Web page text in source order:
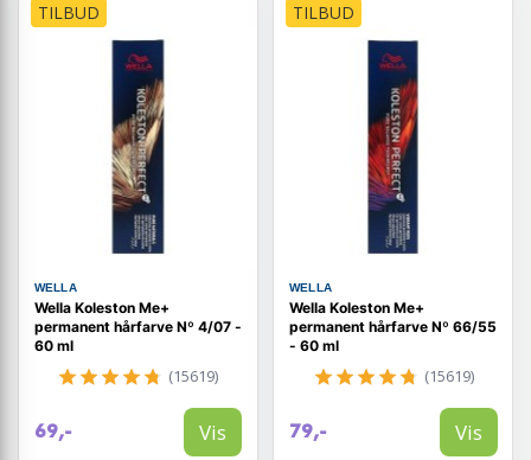
TILBUD
WELLA
Wella Koleston Me+
permanent hårfarve Nº 4/07 -
60 ml
(15619)
69,- Vis
TILBUD
WELLA
Wella Koleston Me+
permanent hårfarve Nº 66/55
- 60 ml
(15619)
79,- Vis